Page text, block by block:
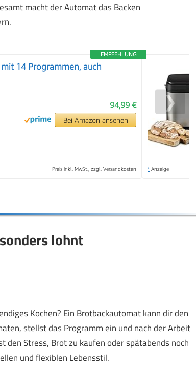
macht der Automat das Backen
EMPFEHLUNG
14 Programmen, auch
94,99 €
Bei Amazon ansehen
Preis inkl. MwSt., zzgl. Versandkosten * Anzeige
❯
lohnt
Kochen? Ein Brotbackautomat kann dir den
stellst das Programm ein und nach der Arbeit
Stress, Brot zu kaufen oder spätabends noch
und flexiblen Lebensstil.